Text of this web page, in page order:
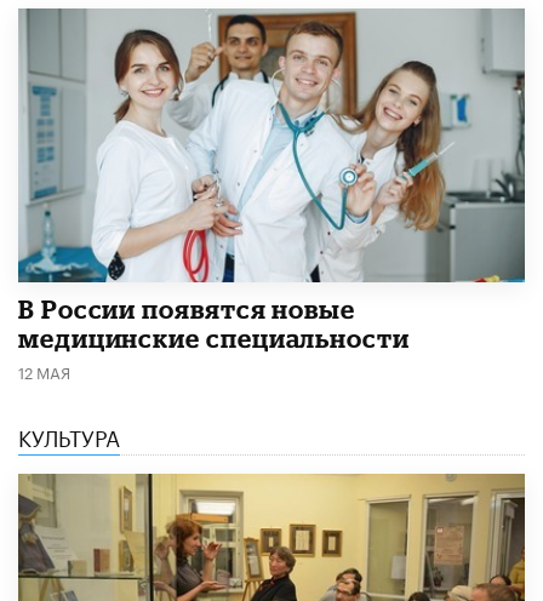
В России появятся новые
медицинские специальности
12 МАЯ
КУЛЬТУРА